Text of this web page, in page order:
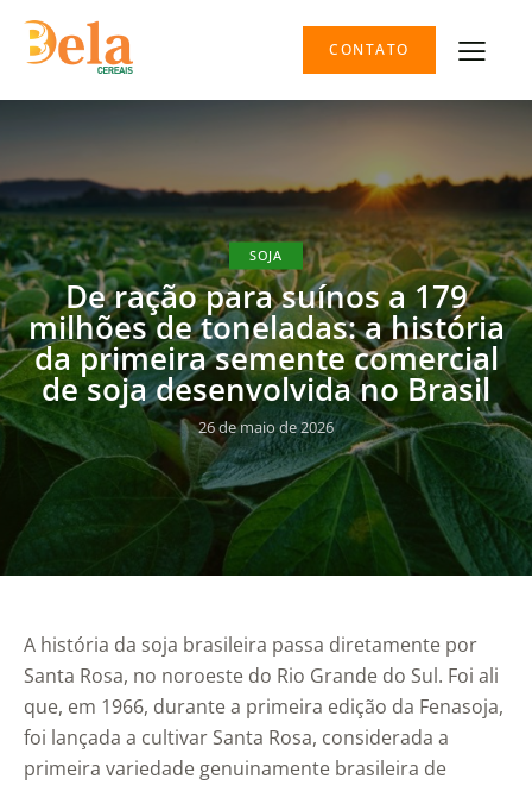
CONTATO
SOJA
De ração para suínos a 179
milhões de toneladas: a história
da primeira semente comercial
de soja desenvolvida no Brasil
26 de maio de 2026
A história da soja brasileira passa diretamente por
Santa Rosa, no noroeste do Rio Grande do Sul. Foi ali
que, em 1966, durante a primeira edição da Fenasoja,
foi lançada a cultivar Santa Rosa, considerada a
primeira variedade genuinamente brasileira de